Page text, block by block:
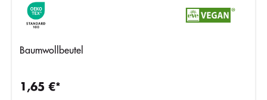
Baumwollbeutel
1,65 €*